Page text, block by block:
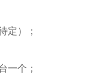
定）；
一个；